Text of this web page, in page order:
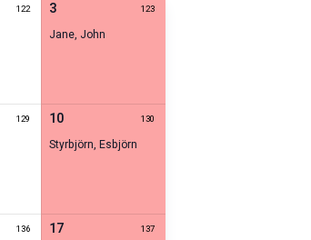
122 3 123
Jane, John
129 10 130
Styrbjörn,Esbjörn
136 17 137